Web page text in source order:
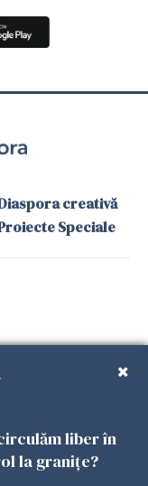
creativă
Speciale
Declarație de
accesibilitate
liber în
la granițe?